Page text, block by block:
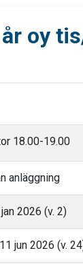
oy
18.00-19.00
anläggning
2026 (v. 2)
jun 2026 (v.